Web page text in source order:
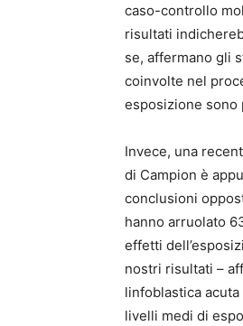
caso-controllo
risultati
se, affermano gli
coinvolte nel
esposizione sono
Invece, una
di Campion è
conclusioni
hanno arruolato
effetti
nostri risultati –
linfoblastica
livelli medi di